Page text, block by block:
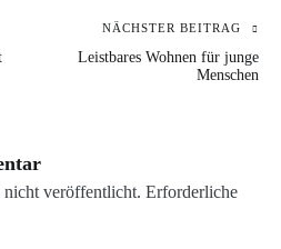
NÄCHSTER BEITRAG
Leistbares Wohnen für junge
Menschen
veröffentlicht. Erforderliche